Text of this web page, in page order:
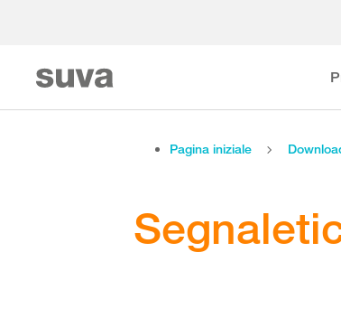
Pagina iniziale